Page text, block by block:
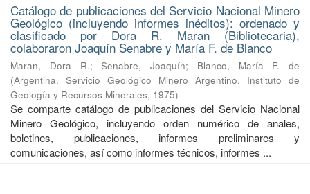
Catálogo de publicaciones del Servicio Nacional Minero
Geológico (incluyendo informes inéditos): ordenado y
clasificado por Dora R. Maran (Bibliotecaria),
colaboraron Joaquín Senabre y María F. de Blanco
Maran, Dora R.;Senabre, Joaquín; Blanco, María F. de
(Argentina. Servicio Geológico Minero Argentino. Instituto de
Geología y Recursos Minerales, 1975)
Se comparte catálogo de publicaciones del Servicio Nacional
Minero Geológico, incluyendo orden numérico de anales,
boletines, publicaciones, informes preliminares y
comunicaciones, así como informes técnicos, informes ...